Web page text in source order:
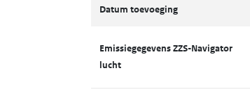
Datum toevoeging
Emissiegegevens ZZS-Navigator
lucht